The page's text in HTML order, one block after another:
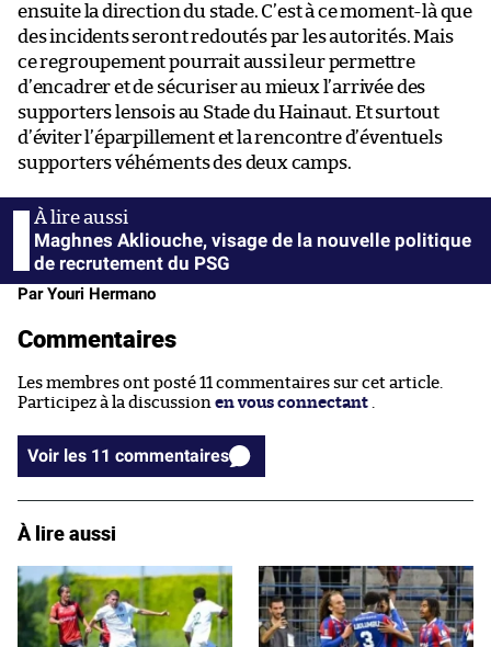
ensuite la direction du stade. C’est à ce moment-là que
des incidents seront redoutés par les autorités. Mais
ce regroupement pourrait aussi leur permettre
d’encadrer et de sécuriser au mieux l’arrivée des
supporters lensois au Stade du Hainaut. Et surtout
d’éviter l’éparpillement et la rencontre d’éventuels
supporters véhéments des deux camps.
Maghnes Akliouche, visage de la nouvelle politique
de recrutement du PSG
Par Youri Hermano
Commentaires
Les membres ont posté 11 commentaires sur cet article.
Participez à la discussion en vous connectant
Voir les 11 commentaires
À lire aussi